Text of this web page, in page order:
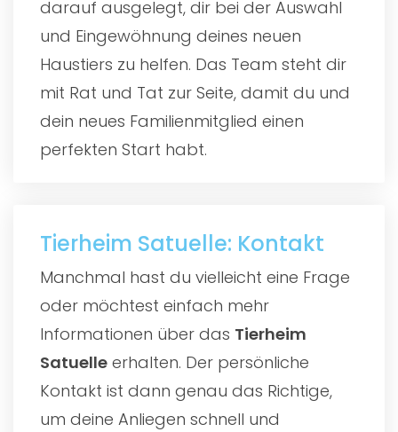
darauf ausgelegt, dir bei der Auswahl
und Eingewöhnung deines neuen
Haustiers zu helfen. Das Team steht dir
mit Rat und Tat zur Seite, damit du und
dein neues Familienmitglied einen
perfekten Start habt.
Tierheim Satuelle: Kontakt
Manchmal hast du vielleicht eine Frage
oder möchtest einfach mehr
Informationen über das Tierheim
Satuelle erhalten. Der persönliche
Kontakt ist dann genau das Richtige,
um deine Anliegen schnell und